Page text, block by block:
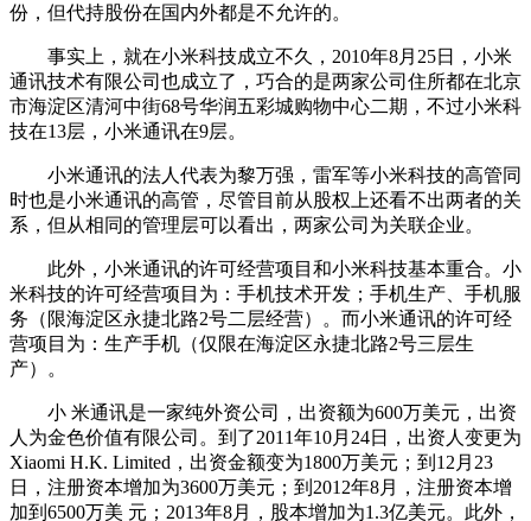
份，但代持股份在国内外都是不允许的。
事实上，就在小米科技成立不久，2010年8月25日，小米
通讯技术有限公司也成立了，巧合的是两家公司住所都在北京
市海淀区清河中街68号华润五彩城购物中心二期，不过小米科
技在13层，小米通讯在9层。
小米通讯的法人代表为黎万强，雷军等小米科技的高管同
时也是小米通讯的高管，尽管目前从股权上还看不出两者的关
系，但从相同的管理层可以看出，两家公司为关联企业。
此外，小米通讯的许可经营项目和小米科技基本重合。小
米科技的许可经营项目为：手机技术开发；手机生产、手机服
务（限海淀区永捷北路2号二层经营）。而小米通讯的许可经
营项目为：生产手机（仅限在海淀区永捷北路2号三层生
产）。
小 米通讯是一家纯外资公司，出资额为600万美元，出资
人为金色价值有限公司。到了2011年10月24日，出资人变更为
Xiaomi H.K. Limited，出资金额变为1800万美元；到12月23
日，注册资本增加为3600万美元；到2012年8月，注册资本增
加到6500万美 元；2013年8月，股本增加为1.3亿美元。此外，